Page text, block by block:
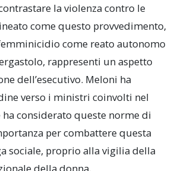
la violenza contro le
come questo provvedimento,
come reato autonomo
rappresenti un aspetto
dell’esecutivo. Meloni ha
verso i ministri coinvolti nel
considerato queste norme di
per combattere questa
sociale, proprio alla vigilia della
della donna.